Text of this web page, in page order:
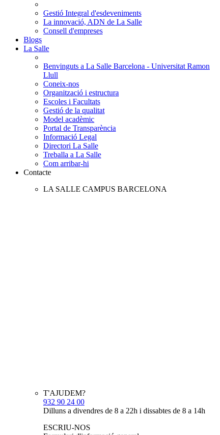
Gestió Integral d'esdeveniments
La innovació, ADN de La Salle
Consell d'empreses
Blogs
La Salle
Benvinguts a La Salle Barcelona - Universitat Ramon
Llull
Coneix-nos
Organització i estructura
Escoles i Facultats
Gestió de la qualitat
Model acadèmic
Portal de Transparència
Informació Legal
Directori La Salle
Treballa a La Salle
Com arribar-hi
Contacte
LA SALLE CAMPUS BARCELONA
T'AJUDEM?
932 90 24 00
Dilluns a divendres de 8 a 22h i dissabtes de 8 a 14h
ESCRIU-NOS